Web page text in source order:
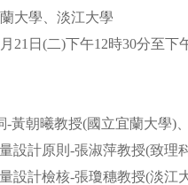
大學、淡江大學
21日(二)下午12時30分至下
-黃朝曦教授(國立宜蘭大學)
設計原則-張淑萍教授(致理
設計檢核-張瓊穗教授(淡江